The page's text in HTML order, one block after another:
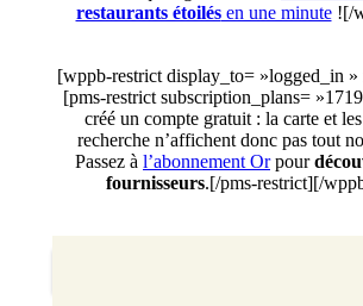
restaurants étoilésen une minute![/
[wppb-restrict display_to= »logged_in »
[pms-restrict subscription_plans=
créé un compte gratuit : la carte et
recherche n’affichent donc pas tout
Passez à l’abonnement Orpour
fournisseurs.[/pms-restrict][/